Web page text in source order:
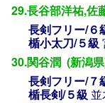
29.長谷部洋祐,佐
長剣フリー/６
楯小太刀/５級
30.関谷潤 (新潟
長剣フリー/７
楯長剣/５級